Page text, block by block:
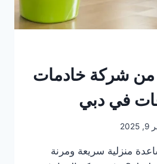
25 % من شركة خادمات
في دبي
منزلية سريعة ومرنة